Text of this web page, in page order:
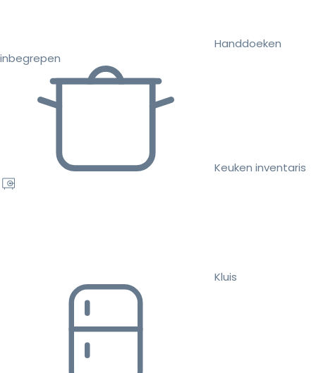
Handdoeken
inbegrepen
Keuken inventaris
Kluis